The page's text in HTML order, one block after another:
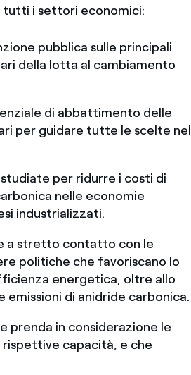
tutti i settori economici:
pubblica sulle principali
della lotta al cambiamento
di abbattimento delle
per guidare tutte le scelte nel
per ridurre i costi di
nelle economie
industrializzati.
a stretto contatto con le
politiche che favoriscano lo
energetica, oltre allo
emissioni di anidride carbonica.
prenda in considerazione le
capacità, e che